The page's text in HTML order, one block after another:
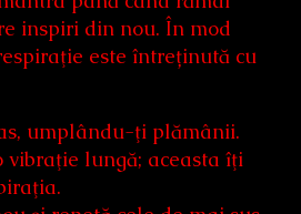
inspiri din nou. În mod
este întreținută cu
umplându-ţi plămânii.
vibraţie lungă; aceasta îţi